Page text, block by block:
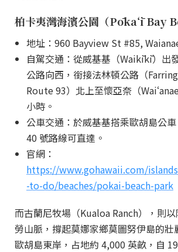
柏卡夷灣海濱公園（Pōkaʻī Bay
地址：960 Bayview St #85,
自駕交通：從威基基（Waikīkī）出
公路向西，銜接法林頓公路（
Route 93）北上至懷亞奈（
小時。
公車交通：於威基基搭乘歐胡島公車
40 號路線可直達。
官網：
https://www.gohawaii.com/
-to-do/beaches/pokai-beach-park
而古蘭尼牧場（Kualoa Ranch），則
勞山脈，撐起莫娜家鄉莫圖努伊島的壯
歐胡島東岸，占地約 4,000 英畝，自